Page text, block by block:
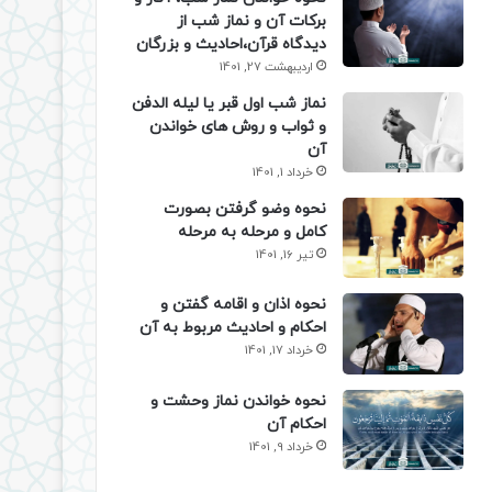
برکات آن و نماز شب از
دیدگاه قرآن،احادیث و بزرگان
اردیبهشت 27, 1401
نماز شب اول قبر یا لیله الدفن
و ثواب و روش های خواندن
آن
خرداد 1, 1401
نحوه وضو گرفتن بصورت
کامل و مرحله به مرحله
تیر 16, 1401
نحوه اذان و اقامه گفتن و
احکام و احادیث مربوط به آن
خرداد 17, 1401
نحوه خواندن نماز وحشت و
احکام آن
خرداد 9, 1401